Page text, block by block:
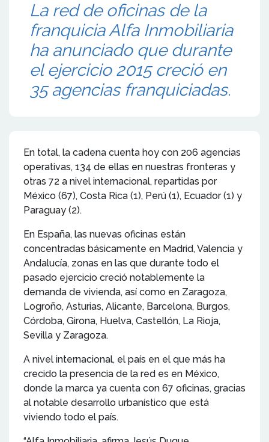
La red de oficinas de la
franquicia Alfa Inmobiliaria
ha anunciado que durante
el ejercicio 2015 creció en
35 agencias franquiciadas.
En total, la cadena cuenta hoy con 206 agencias
operativas, 134 de ellas en nuestras fronteras y
otras 72 a nivel internacional, repartidas por
México (67), Costa Rica (1), Perú (1), Ecuador (1) y
Paraguay (2).
En España, las nuevas oficinas están
concentradas básicamente en Madrid, Valencia y
Andalucía, zonas en las que durante todo el
pasado ejercicio creció notablemente la
demanda de vivienda, así como en Zaragoza,
Logroño, Asturias, Alicante, Barcelona, Burgos,
Córdoba, Girona, Huelva, Castellón, La Rioja,
Sevilla y Zaragoza.
A nivel internacional, el país en el que más ha
crecido la presencia de la red es en México,
donde la marca ya cuenta con 67 oficinas, gracias
al notable desarrollo urbanístico que está
viviendo todo el país.